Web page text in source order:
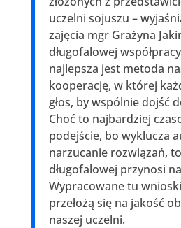
uczelni sojuszu –
zajęcia mgr Grażyna
długofalowej
najlepsza jest metoda
kooperację, w której
głos, by wspólnie dojść
Choć to najbardziej
podejście, bo wyklucza
narzucanie rozwiązań,
długofalowej przynosi
Wypracowane tu
przełożą się na jakość
naszej uczelni.